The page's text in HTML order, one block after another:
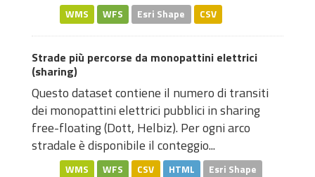
WMS WFS Esri Shape CSV
Strade più percorse da monopattini elettrici
(sharing)
Questo dataset contiene il numero di transiti
dei monopattini elettrici pubblici in sharing
free-floating (Dott, Helbiz). Per ogni arco
stradale è disponibile il conteggio...
WMS WFS CSV HTML Esri Shape